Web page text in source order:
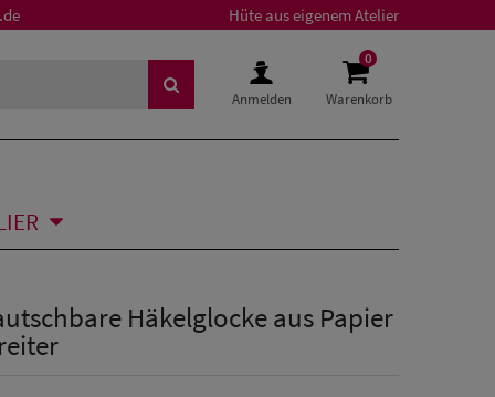
Hüte aus eigenem Atelier
Anmelden
0
Warenkorb
Häkelglocke aus Papier